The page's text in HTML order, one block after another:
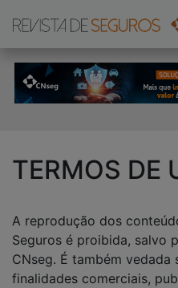
TERMOS DE
A reprodução dos
Seguros é proibida, salvo
CNseg. É também vedada
finalidades comerciais,